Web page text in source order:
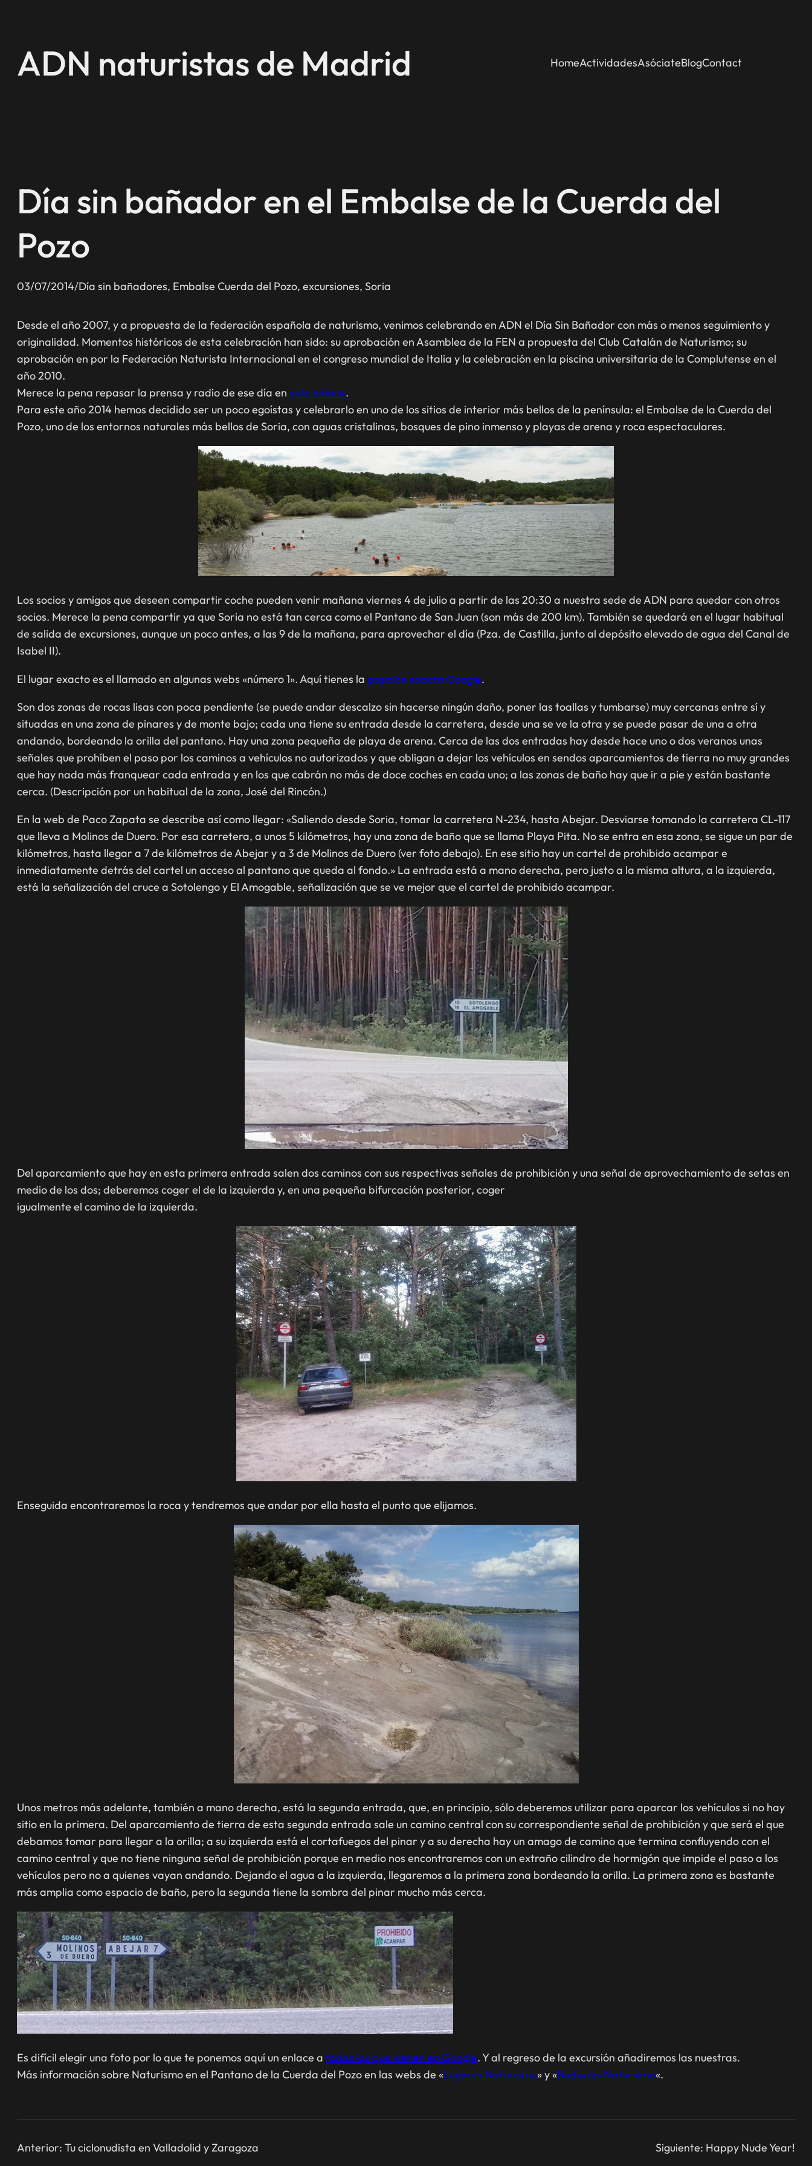
ADN naturistas de Madrid HomeActividadesAsóciateBlogContact
Día sin bañador en el Embalse de la Cuerda del
Pozo
03/07/2014/Día sin bañadores, Embalse Cuerda del Pozo, excursiones, Soria
Desde el año 2007, y a propuesta de la federación española de naturismo, venimos celebrando en ADN el Día Sin Bañador con más o menos seguimiento y
originalidad. Momentos históricos de esta celebración han sido: su aprobación en Asamblea de la FEN a propuesta del Club Catalán de Naturismo; su
aprobación en por la Federación Naturista Internacional en el congreso mundial de Italia y la celebración en la piscina universitaria de la Complutense en el
año 2010.
Merece la pena repasar la prensa y radio de ese día en este enlace.
Para este año 2014 hemos decidido ser un poco egoístas y celebrarlo en uno de los sitios de interior más bellos de la península: el Embalse de la Cuerda del
Pozo, uno de los entornos naturales más bellos de Soria, con aguas cristalinas, bosques de pino inmenso y playas de arena y roca espectaculares.
Los socios y amigos que deseen compartir coche pueden venir mañana viernes 4 de julio a partir de las 20:30 a nuestra sede de ADN para quedar con otros
socios. Merece la pena compartir ya que Soria no está tan cerca como el Pantano de San Juan (son más de 200 km). También se quedará en el lugar habitual
de salida de excursiones, aunque un poco antes, a las 9 de la mañana, para aprovechar el día (Pza. de Castilla, junto al depósito elevado de agua del Canal de
Isabel II).
El lugar exacto es el llamado en algunas webs «número 1». Aquí tienes la posición exacta Google.
Son dos zonas de rocas lisas con poca pendiente (se puede andar descalzo sin hacerse ningún daño, poner las toallas y tumbarse) muy cercanas entre sí y
situadas en una zona de pinares y de monte bajo; cada una tiene su entrada desde la carretera, desde una se ve la otra y se puede pasar de una a otra
andando, bordeando la orilla del pantano. Hay una zona pequeña de playa de arena. Cerca de las dos entradas hay desde hace uno o dos veranos unas
señales que prohíben el paso por los caminos a vehículos no autorizados y que obligan a dejar los vehículos en sendos aparcamientos de tierra no muy grandes
que hay nada más franquear cada entrada y en los que cabrán no más de doce coches en cada uno; a las zonas de baño hay que ir a pie y están bastante
cerca. (Descripción por un habitual de la zona, José del Rincón.)
En la web de Paco Zapata se describe así como llegar: «Saliendo desde Soria, tomar la carretera N-234, hasta Abejar. Desviarse tomando la carretera CL-117
que lleva a Molinos de Duero. Por esa carretera, a unos 5 kilómetros, hay una zona de baño que se llama Playa Pita. No se entra en esa zona, se sigue un par de
kilómetros, hasta llegar a 7 de kilómetros de Abejar y a 3 de Molinos de Duero (ver foto debajo). En ese sitio hay un cartel de prohibido acampar e
inmediatamente detrás del cartel un acceso al pantano que queda al fondo.» La entrada está a mano derecha, pero justo a la misma altura, a la izquierda,
está la señalización del cruce a Sotolengo y El Amogable, señalización que se ve mejor que el cartel de prohibido acampar.
Del aparcamiento que hay en esta primera entrada salen dos caminos con sus respectivas señales de prohibición y una señal de aprovechamiento de setas en
medio de los dos; deberemos coger el de la izquierda y, en una pequeña bifurcación posterior, coger
igualmente el camino de la izquierda.
Enseguida encontraremos la roca y tendremos que andar por ella hasta el punto que elijamos.
Unos metros más adelante, también a mano derecha, está la segunda entrada, que, en principio, sólo deberemos utilizar para aparcar los vehículos si no hay
sitio en la primera. Del aparcamiento de tierra de esta segunda entrada sale un camino central con su correspondiente señal de prohibición y que será el que
debamos tomar para llegar a la orilla; a su izquierda está el cortafuegos del pinar y a su derecha hay un amago de camino que termina confluyendo con el
camino central y que no tiene ninguna señal de prohibición porque en medio nos encontraremos con un extraño cilindro de hormigón que impide el paso a los
vehículos pero no a quienes vayan andando. Dejando el agua a la izquierda, llegaremos a la primera zona bordeando la orilla. La primera zona es bastante
más amplia como espacio de baño, pero la segunda tiene la sombra del pinar mucho más cerca.
Es difícil elegir una foto por lo que te ponemos aquí un enlace a todas las que vienen en Google. Y al regreso de la excursión añadiremos las nuestras.
Más información sobre Naturismo en el Pantano de la Cuerda del Pozo en las webs de «Lugares Naturistas» y «Nudismo-Naturismo«.
Anterior: Tu ciclonudista en Valladolid y Zaragoza Siguiente: Happy Nude Year!